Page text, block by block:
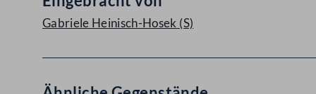
Gabriele Heinisch-Hosek (S)